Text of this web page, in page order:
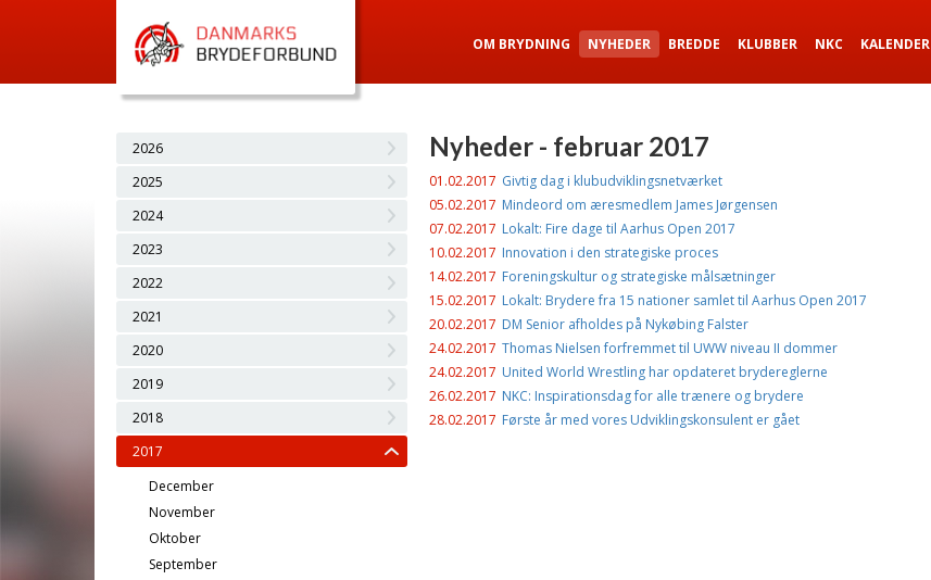
OM BRYDNING NYHEDER BREDDE KLUBBER NKC KALENDER
2026
2025
2024
2023
2022
2021
2020
2019
2018
2017
December
November
Oktober
September
Nyheder - februar 2017
01.02.2017 Givtig dag i klubudviklingsnetværket
05.02.2017 Mindeord om æresmedlem James Jørgensen
07.02.2017 Lokalt: Fire dage til Aarhus Open 2017
10.02.2017 Innovation i den strategiske proces
14.02.2017 Foreningskultur og strategiske målsætninger
15.02.2017 Lokalt: Brydere fra 15 nationer samlet til Aarhus Open 2017
20.02.2017 DM Senior afholdes på Nykøbing Falster
24.02.2017 Thomas Nielsen forfremmet til UWW niveau II dommer
24.02.2017 United World Wrestling har opdateret brydereglerne
26.02.2017 NKC: Inspirationsdag for alle trænere og brydere
28.02.2017 Første år med vores Udviklingskonsulent er gået